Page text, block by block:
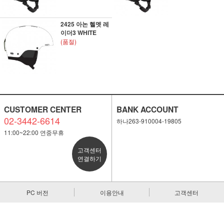
2425 아논 헬멧 레
이더3 WHITE
(품절)
CUSTOMER CENTER
02-3442-6614
11:00~22:00 연중무휴
고객센터
연결하기
BANK ACCOUNT
하나263-910004-19805
PC 버전 이용안내 고객센터